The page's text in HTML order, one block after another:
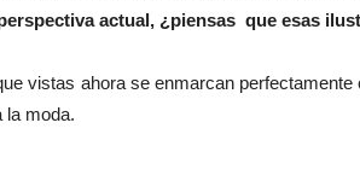
actual, ¿piensas que esas
vistas ahora se enmarcan
la moda.